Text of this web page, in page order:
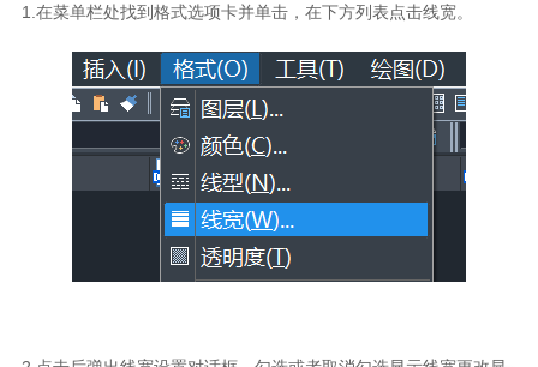
1.在菜单栏处找到格式选项卡并单击，在下方列表点击线宽。